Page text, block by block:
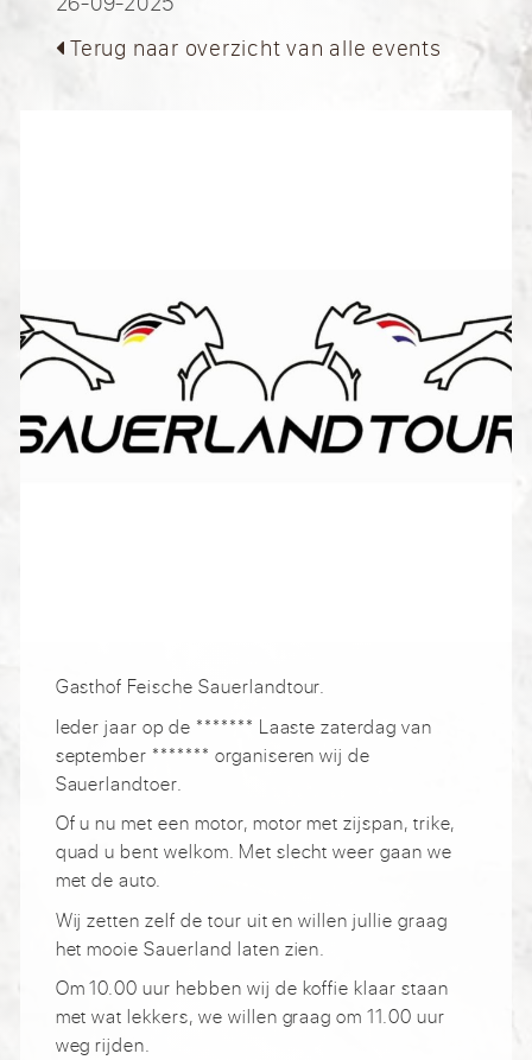
Terug naar overzicht van alle events
Gasthof Feische Sauerlandtour.
Ieder jaar op de ******* Laaste zaterdag van
september ******* organiseren wij de
Sauerlandtoer.
Of u nu met een motor, motor met zijspan, trike,
quad u bent welkom. Met slecht weer gaan we
met de auto.
Wij zetten zelf de tour uit en willen jullie graag
het mooie Sauerland laten zien.
Om 10.00 uur hebben wij de koffie klaar staan
met wat lekkers, we willen graag om 11.00 uur
weg rijden.